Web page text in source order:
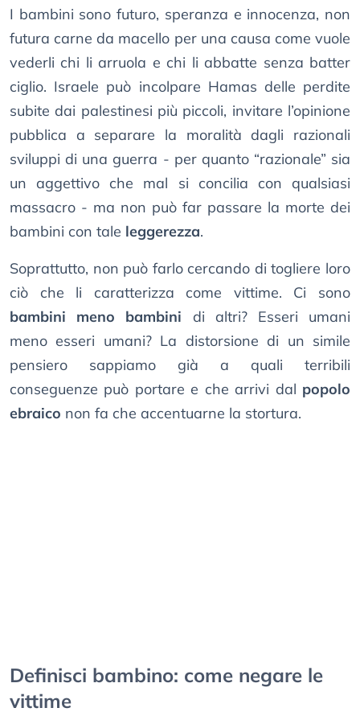
I bambini sono futuro, speranza e innocenza, non
futura carne da macello per una causa come vuole
vederli chi li arruola e chi li abbatte senza batter
ciglio. Israele può incolpare Hamas delle perdite
subite dai palestinesi più piccoli, invitare l’opinione
pubblica a separare la moralità dagli razionali
sviluppi di una guerra - per quanto “razionale” sia
un aggettivo che mal si concilia con qualsiasi
massacro - ma non può far passare la morte dei
bambini con tale leggerezza.
Soprattutto, non può farlo cercando di togliere loro
ciò che li caratterizza come vittime. Ci sono
bambini meno bambini di altri? Esseri umani
meno esseri umani? La distorsione di un simile
pensiero sappiamo già a quali terribili
conseguenze può portare e che arrivi dal popolo
ebraico non fa che accentuarne la stortura.
Definisci bambino: come negare le
vittime